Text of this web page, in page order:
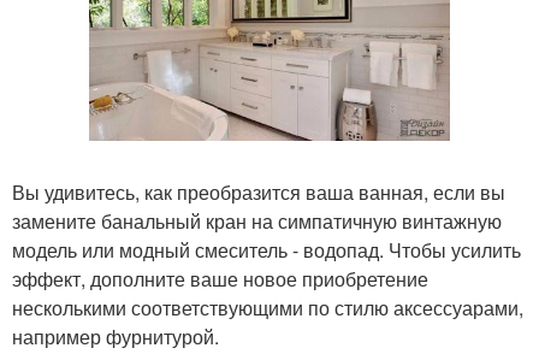
Вы удивитесь, как преобразится ваша ванная, если вы
замените банальный кран на симпатичную винтажную
модель или модный смеситель - водопад. Чтобы усилить
эффект, дополните ваше новое приобретение
несколькими соответствующими по стилю аксессуарами,
например фурнитурой.